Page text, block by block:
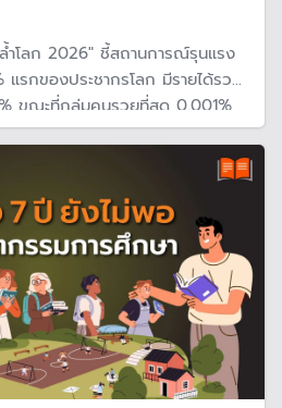
าโลก 2026" ชี้สถานการณ์รุนแรง
รกของประชากรโลก มีรายได้รวม
ขณะที่กลุ่มคนรวยที่สุด 0.001%
น มั่งคั่งมากกว่าครึ่งหนึ่งของคน
นไทยติดกลุ่มเหลื่อมล้ำมากที่สุดใน